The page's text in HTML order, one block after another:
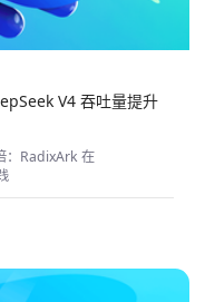
V4 吞吐量提升
：RadixArk 在